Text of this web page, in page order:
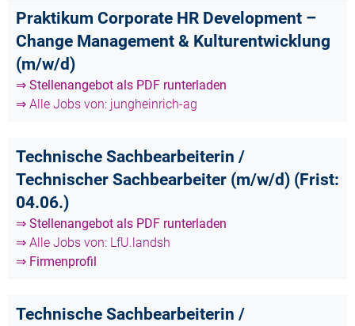
Praktikum Corporate HR Development –
Change Management & Kulturentwicklung
(m/w/d)
⇒ Stellenangebot als PDF runterladen
⇒ Alle Jobs von: jungheinrich-ag
Technische Sachbearbeiterin /
Technischer Sachbearbeiter (m/w/d) (Frist:
04.06.)
⇒ Stellenangebot als PDF runterladen
⇒ Alle Jobs von: LfU.landsh
⇒ Firmenprofil
Technische Sachbearbeiterin /